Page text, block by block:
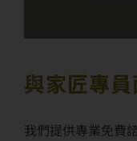
與家匠專員
我們提供專業免費